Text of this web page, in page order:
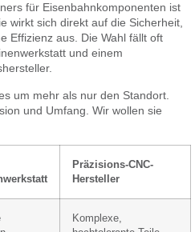
für Eisenbahnkomponenten ist
wirkt sich direkt auf die Sicherheit,
Effizienz aus. Die Wahl fällt oft
und einem
um mehr als nur den Standort.
und Umfang. Wir wollen sie
Präzisions-CNC-
Hersteller
Komplexe,